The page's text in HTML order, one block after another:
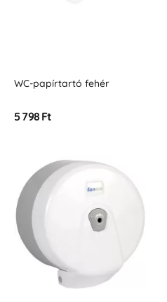
WC-papírtartó fehér
5 798 Ft